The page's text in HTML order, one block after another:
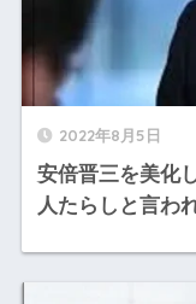
2022年8月5日
安倍晋三を美化
人たらしと言わ